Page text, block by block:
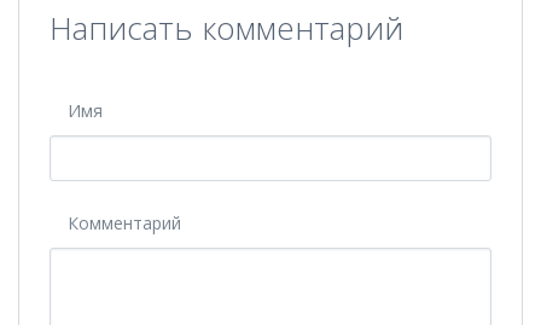
Написать комментарий
Имя
Комментарий